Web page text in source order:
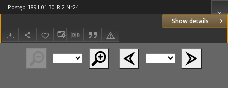
Show details
Postęp 1891.01.30 R.2 Nr24